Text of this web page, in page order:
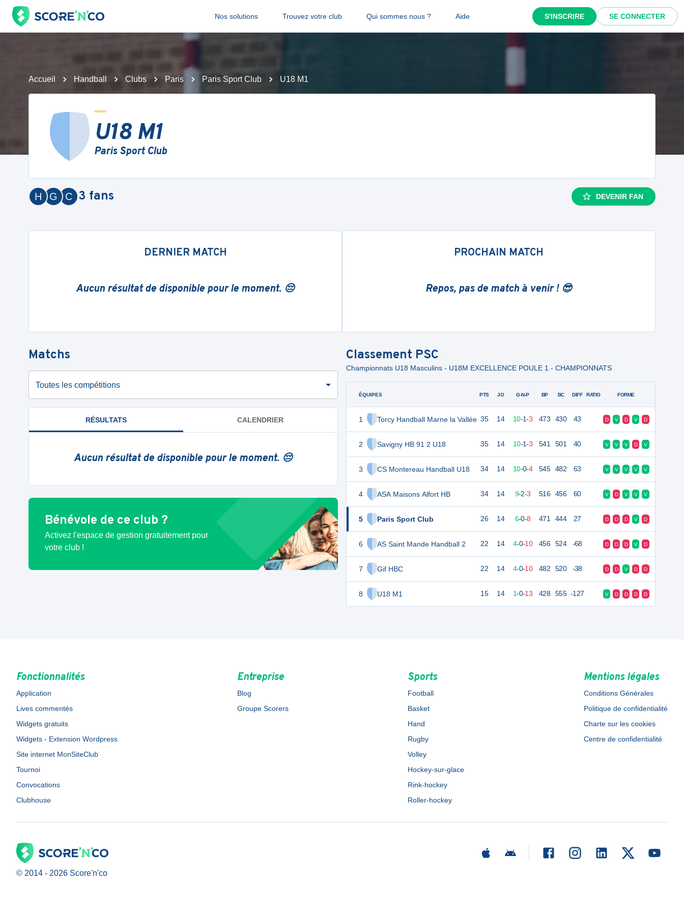
Nos solutions Trouvez votre club Qui sommes nous ? Aide S'INSCRIRE SE CONNECTER
Accueil Handball Clubs Paris Paris Sport Club U18 M1
U18 M1
Paris Sport Club
C
G
H 3 fans DEVENIR FAN
DERNIER MATCH
Aucun résultat de disponible pour le moment. 😔
PROCHAIN MATCH
Repos, pas de match à venir ! 😎
Matchs
Toutes les compétitions
RÉSULTATS CALENDRIER
Aucun résultat de disponible pour le moment. 😔
Bénévole de ce club ?
Activez l'espace de gestion gratuitement pour
votre club !
Classement PSC
Championnats U18 Masculins - U18M EXCELLENCE POULE 1 - CHAMPIONNATS
ÉQUIPES
1 Torcy Handball Marne la Vallée
2 Savigny HB 91 2 U18
3 CS Montereau Handball U18
4 ASA Maisons Alfort HB
5 Paris Sport Club
6 AS Saint Mande Handball 2
7 Gif HBC
8 U18 M1
PTS JO G-N-P BP BC DIFF RATIO FORME
35 14 10-1-3 473 430 43 D V D V D
35 14 10-1-3 541 501 40 V V V D V
34 14 10-0-4 545 482 63 V V V V V
34 14 9-2-3 516 456 60 V D V V V
26 14 6-0-8 471 444 27 D D D V D
22 14 4-0-10 456 524 -68 D D D V D
22 14 4-0-10 482 520 -38 D D V D D
15 14 1-0-13 428 555 -127 V D D D D
Fonctionnalités
Application
Lives commentés
Widgets gratuits
Widgets - Extension Wordpress
Site internet MonSiteClub
Tournoi
Convocations
Clubhouse
Entreprise
Blog
Groupe Scorers
Sports
Football
Basket
Hand
Rugby
Volley
Hockey-sur-glace
Rink-hockey
Roller-hockey
Mentions légales
Conditions Générales
Politique de confidentialité
Charte sur les cookies
Centre de confidentialité
© 2014 - 2026 Score'n'co